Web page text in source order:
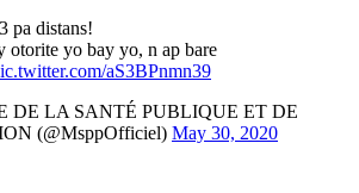
pa distans!
otorite yo bay yo, n ap bare
aS3BPnmn39
DE LA SANTÉ PUBLIQUE ET DE
(@MsppOfficiel) May 30, 2020